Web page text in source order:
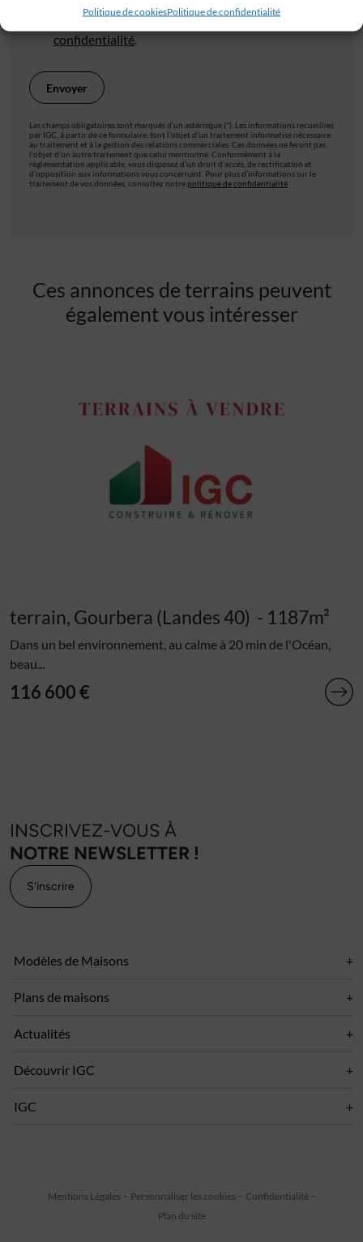
Politique de cookiesPolitique de confidentialité
Je valide avoir pris connaissance de lapolitique de
confidentialité.
Les champs obligatoires sont marqués d’un astérisque (*). Les informations recueillies
par IGC, à partir de ce formulaire, font l’objet d’un traitement informatisé nécessaire
au traitement et à la gestion des relations commerciales. Ces données ne feront pas
l’objet d’un autre traitement que celui mentionné. Conformément à la
règlementation applicable, vous disposez d’un droit d’accès, de rectification et
d’opposition aux informations vous concernant. Pour plus d’informations sur le
traitement de vos données, consultez notre politique de confidentialité
Ces annonces de terrains peuvent
également vous intéresser
terrain, Gourbera (Landes 40) - 1187m²
Dans un bel environnement, au calme à 20 min de l'Océan,
beau...
116 600 €
INSCRIVEZ-VOUS À
NOTRE NEWSLETTER !
S'inscrire
Modèles de Maisons
Plans de maisons
Actualités
Découvrir IGC
IGC
Mentions Légales Personnaliser les cookies
Confidentialité
Plan du site